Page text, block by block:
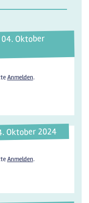
Oktober
Anmelden.
Oktober 2024
Anmelden.